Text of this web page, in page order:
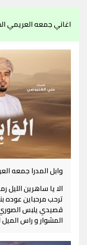
اغاني جمعه العريمي
وابل المدرا جمعه
الا يا ساهرين
ترحب مرحباين عوده
قصيدي يلبس الصوري
المشوار و راس